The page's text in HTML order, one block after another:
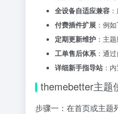
全设备自适应兼容
付费插件扩展 ：例
定期更新维护 ：主
工单售后体系 ：通
详细新手指导站 ：
themebetter主题
步骤一：在首页或主题